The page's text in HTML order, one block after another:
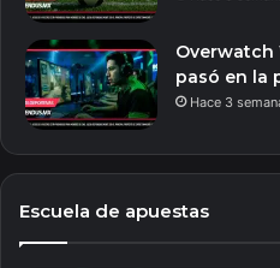
Overwatch
pasó en la
Hace 3
Escuela de apuestas